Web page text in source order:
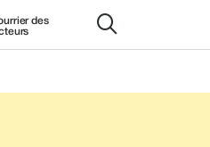
des